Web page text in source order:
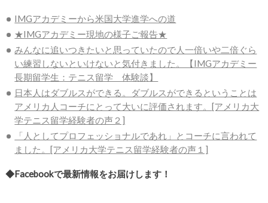
IMGアカデミーから米国大学進学への道
★IMGアカデミー現地の様子ご報告★
みんなに追いつきたいと思っていたので人一倍いや二倍ぐら
い練習しないといけないと気付きました。【IMGアカデミー
長期留学生：テニス留学 体験談】
日本人はダブルスができる。ダブルスができるということは
アメリカ人コーチにとって大いに評価されます。[アメリカ大
学テニス留学経験者の声２]
「人としてプロフェッショナルであれ」とコーチに言われて
ました。[アメリカ大学テニス留学経験者の声１]
◆Facebookで最新情報をお届けします！